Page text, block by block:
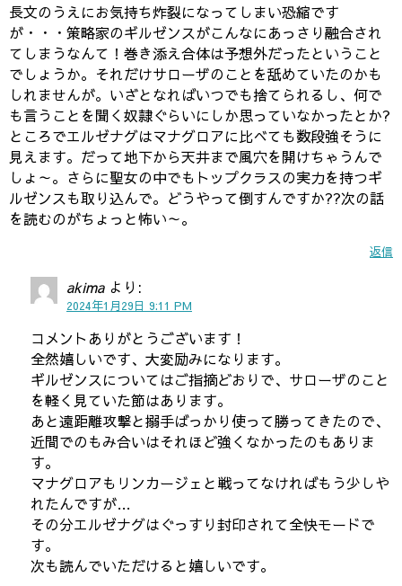
長文のうえにお気持ち炸裂になってしまい恐縮です
が・・・策略家のギルゼンスがこんなにあっさり融合され
てしまうなんて！巻き添え合体は予想外だったということ
でしょうか。それだけサローザのことを舐めていたのかも
しれませんが。いざとなればいつでも捨てられるし、何で
も言うことを聞く奴隷ぐらいにしか思っていなかったとか?
ところでエルゼナグはマナグロアに比べても数段強そうに
見えます。だって地下から天井まで風穴を開けちゃうんで
しょ～。さらに聖女の中でもトップクラスの実力を持つギ
ルゼンスも取り込んで。どうやって倒すんですか??次の話
を読むのがちょっと怖い～。
返信
akima より:
2024年1月29日 9:11 PM
コメントありがとうございます！
全然嬉しいです、大変励みになります。
ギルゼンスについてはご指摘どおりで、サローザのこと
を軽く見ていた節はあります。
あと遠距離攻撃と搦手ばっかり使って勝ってきたので、
近間でのもみ合いはそれほど強くなかったのもありま
す。
マナグロアもリンカージェと戦ってなければもう少しや
れたんですが…
その分エルゼナグはぐっすり封印されて全快モードで
す。
次も読んでいただけると嬉しいです。